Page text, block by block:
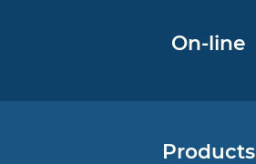
On-line
Products